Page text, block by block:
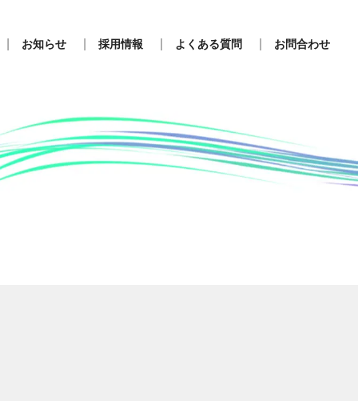
お知らせ 採用情報 よくある質問 お問合わせ